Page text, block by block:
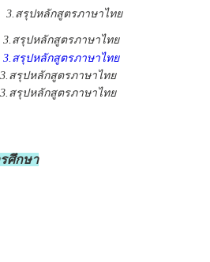
รุปหลักสูตรภาษาไทย
รุปหลักสูตรภาษาไทย
3.สรุปหลักสูตรภาษาไทย
ปหลักสูตรภาษาไทย
ปหลักสูตรภาษาไทย
ศึกษา